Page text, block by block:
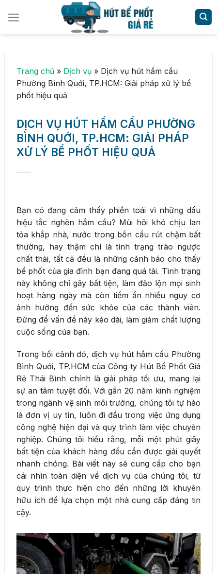
Trang chủ » Dịch vụ » Dịch vụ hút hầm cầu
Phường Bình Quới, TP.HCM: Giải pháp xử lý bể
phốt hiệu quả
DỊCH VỤ HÚT HẦM CẦU PHƯỜNG
BÌNH QUỚI, TP.HCM: GIẢI PHÁP
XỬ LÝ BỂ PHỐT HIỆU QUẢ
Bạn có đang cảm thấy phiền toái vì những dấu
hiệu tắc nghẽn hầm cầu? Mùi hôi khó chịu lan
tỏa khắp nhà, nước trong bồn cầu rút chậm bất
thường, hay thậm chí là tình trạng trào ngược
chất thải, tất cả đều là những cảnh báo cho thấy
bể phốt của gia đình bạn đang quá tải. Tình trạng
này không chỉ gây bất tiện, làm đảo lộn mọi sinh
hoạt hàng ngày mà còn tiềm ẩn nhiều nguy cơ
ảnh hưởng đến sức khỏe của các thành viên.
Đừng để vấn đề này kéo dài, làm giảm chất lượng
cuộc sống của bạn.
Trong bối cảnh đó, dịch vụ hút hầm cầu Phường
Bình Quới, TP.HCM của Công ty Hút Bể Phốt Giá
Rẻ Thái Bình chính là giải pháp tối ưu, mang lại
sự an tâm tuyệt đối. Với gần 20 năm kinh nghiệm
trong ngành vệ sinh môi trường, chúng tôi tự hào
là đơn vị uy tín, luôn đi đầu trong việc ứng dụng
công nghệ hiện đại và quy trình làm việc chuyên
nghiệp. Chúng tôi hiểu rằng, mỗi một phút giây
bất tiện của khách hàng đều cần được giải quyết
nhanh chóng. Bài viết này sẽ cung cấp cho bạn
cái nhìn toàn diện về dịch vụ của chúng tôi, từ
quy trình thực hiện cho đến những lời khuyên
hữu ích để lựa chọn một nhà cung cấp đáng tin
cậy.